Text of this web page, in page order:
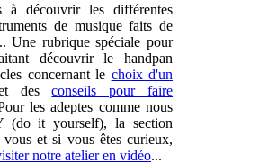
à découvrir les différentes
de musique faits de
Une rubrique spéciale pour
découvrir le handpan
concernant le choix d'un
desconseils pour faire
les adeptes comme nous
(do it yourself), la section
et si vous êtes curieux,
notre atelier en vidéo...